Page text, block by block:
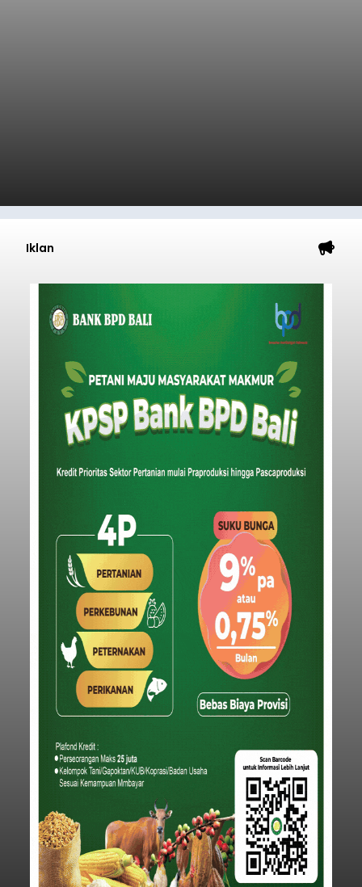
Iklan